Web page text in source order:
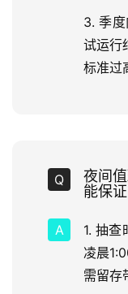
3. 季
试运行
标准过
夜间
能保
1. 抽查
凌晨
需留存